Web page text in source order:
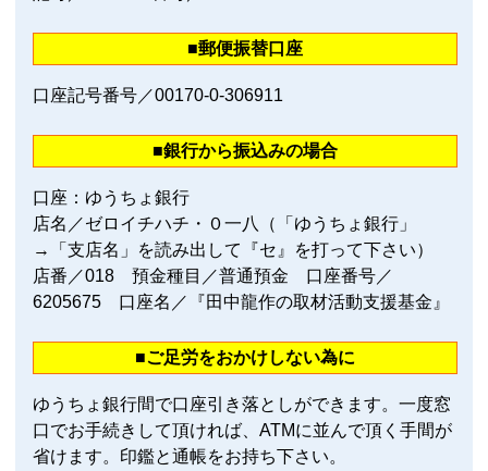
■郵便振替口座
口座記号番号／00170‐0‐306911
■銀行から振込みの場合
口座：ゆうちょ銀行
店名／ゼロイチハチ・０一八（「ゆうちょ銀行」
→「支店名」を読み出して『セ』を打って下さい）
店番／018 預金種目／普通預金 口座番号／
6205675 口座名／『田中龍作の取材活動支援基金』
■ご足労をおかけしない為に
ゆうちょ銀行間で口座引き落としができます。一度窓
口でお手続きして頂ければ、ATMに並んで頂く手間が
省けます。印鑑と通帳をお持ち下さい。